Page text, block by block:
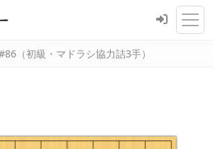
（初級・マドラシ協力詰3手）